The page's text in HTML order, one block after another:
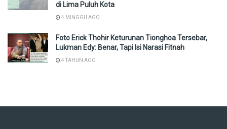
di Lima Puluh Kota
4 MINGGU AGO
Foto Erick Thohir Keturunan Tionghoa Tersebar,
Lukman Edy: Benar, Tapi Isi Narasi Fitnah
4 TAHUN AGO